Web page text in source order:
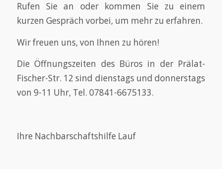
Rufen Sie an oder kommen Sie zu einem
kurzen Gespräch vorbei, um mehr zu erfahren.
Wir freuen uns, von Ihnen zu hören!
Die Öffnungszeiten des Büros in der Prälat-
Fischer-Str. 12 sind dienstags und donnerstags
von 9-11 Uhr, Tel. 07841-6675133.
Ihre Nachbarschaftshilfe Lauf